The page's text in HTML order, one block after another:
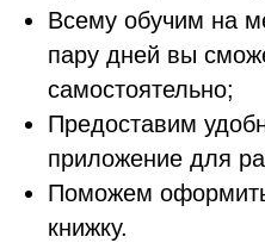
Всему обучим на
пару дней вы
самостоятельно;
Предоставим
приложение для
Поможем
книжку.